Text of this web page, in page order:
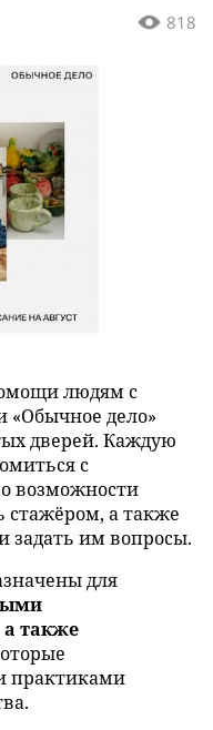
818
людям с
дело»
дверей. Каждую
с
возможности
стажёром, а также
задать им вопросы.
для
а также
практиками